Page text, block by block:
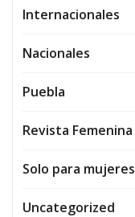
Internacionales
Nacionales
Puebla
Revista Femenina
Solo para mujeres
Uncategorized